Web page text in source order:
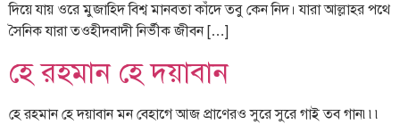
দিয়ে যায় ওরে মুজাহিদ বিশ্ব মানবতা কাঁদে তবু কেন নিদ। যারা আল্লাহর পথে
সৈনিক যারা তওহীদবাদী নির্ভীক জীবন […]
হে রহমান হে দয়াবান
হে রহমান হে দয়াবান মন বেহাগে আজ প্রাণেরও সুরে সুরে গাই তব গান৷৷৷